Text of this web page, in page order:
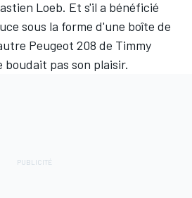
Loeb. Et s'il a bénéficié
sous la forme d'une boîte de
Peugeot 208 de Timmy
boudait pas son plaisir.